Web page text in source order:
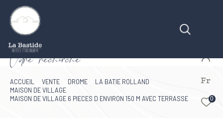
Fr
0
Vore recece
ACCUEIL VENTE DROME
LA BATIE ROLLAND
MAISON DE VILLAGE
MAISON DE VILLAGE 6 PIECES D ENVIRON 150 M AVEC TERRASSE
Effectuer une recherche
et trouver le bien qui correspond à vos critères